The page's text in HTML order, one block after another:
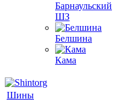
Барнаульский
ШЗ
Белшина
Кама
Шины